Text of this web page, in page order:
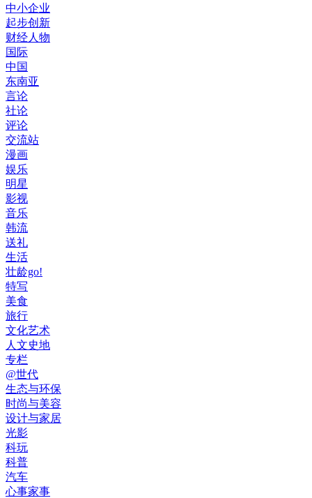
中小企业
起步创新
财经人物
国际
中国
东南亚
言论
社论
评论
交流站
漫画
娱乐
明星
影视
音乐
韩流
送礼
生活
壮龄go!
特写
美食
旅行
文化艺术
人文史地
专栏
@世代
生态与环保
时尚与美容
设计与家居
光影
科玩
科普
汽车
心事家事